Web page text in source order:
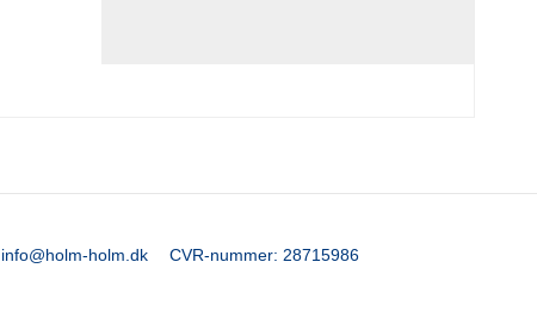
info@holm-holm.dk CVR-nummer: 28715986